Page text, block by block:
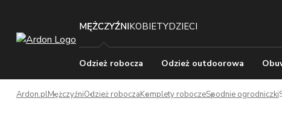
MĘŻCZYŹNIKOBIETYDZIECI
Odzież robocza Odzież outdoorowa
Ardon.plMężczyźniOdzież roboczaKomplety roboczeSpodnie ogrodniczki